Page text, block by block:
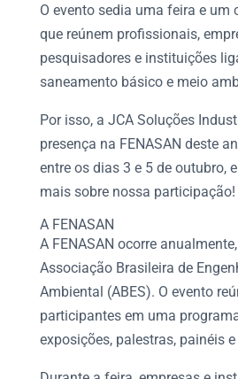
O evento sedia uma feira e um
que reúnem profissionais,
pesquisadores e instituições
saneamento básico e meio
Por isso, a JCA Soluções
presença na FENASAN deste
entre os dias 3 e 5 de outubro,
mais sobre nossa participação!
A FENASAN
A FENASAN ocorre
Associação Brasileira de
Ambiental (ABES). O evento
participantes em uma
exposições, palestras, painéis